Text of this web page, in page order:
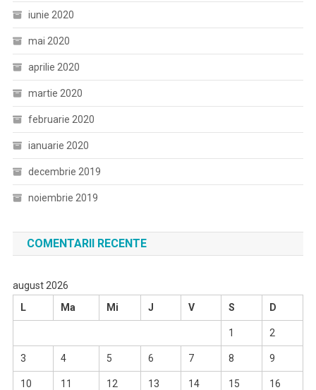
iunie 2020
mai 2020
aprilie 2020
martie 2020
februarie 2020
ianuarie 2020
decembrie 2019
noiembrie 2019
COMENTARII RECENTE
august 2026
L
Ma Mi J V S D
1 2
3 4 5 6 7 8 9
10 11 12 13 14 15 16